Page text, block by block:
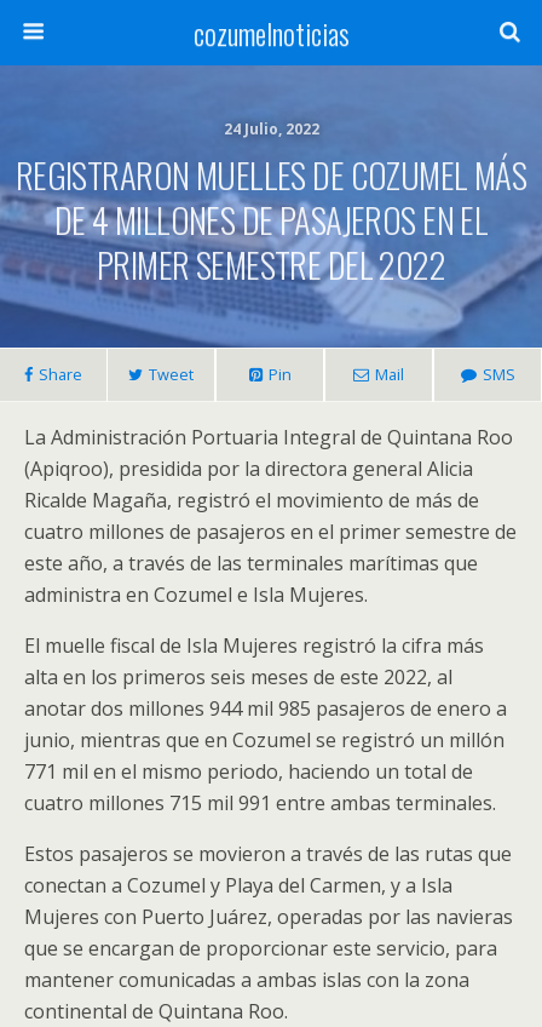
cozumelnoticias
24 Julio, 2022
REGISTRARON MUELLES DE COZUMEL MÁS
DE 4 MILLONES DE PASAJEROS EN EL
PRIMER SEMESTRE DEL 2022
Share Tweet Pin Mail SMS
La Administración Portuaria Integral de Quintana Roo
(Apiqroo), presidida por la directora general Alicia
Ricalde Magaña, registró el movimiento de más de
cuatro millones de pasajeros en el primer semestre de
este año, a través de las terminales marítimas que
administra en Cozumel e Isla Mujeres.
El muelle fiscal de Isla Mujeres registró la cifra más
alta en los primeros seis meses de este 2022, al
anotar dos millones 944 mil 985 pasajeros de enero a
junio, mientras que en Cozumel se registró un millón
771 mil en el mismo periodo, haciendo un total de
cuatro millones 715 mil 991 entre ambas terminales.
Estos pasajeros se movieron a través de las rutas que
conectan a Cozumel y Playa del Carmen, y a Isla
Mujeres con Puerto Juárez, operadas por las navieras
que se encargan de proporcionar este servicio, para
mantener comunicadas a ambas islas con la zona
continental de Quintana Roo.